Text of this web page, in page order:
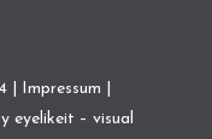
| Impressum
eyelikeit – visual